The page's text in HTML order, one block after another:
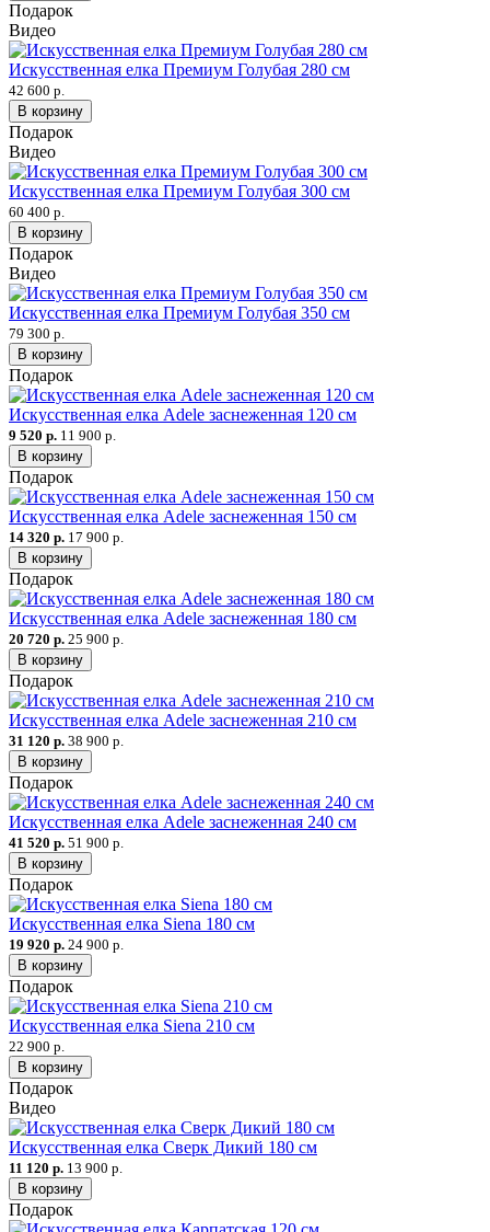
Подарок
Видео
Искусственная елка Премиум Голубая 280 см
42 600 р.
В корзину
Подарок
Видео
Искусственная елка Премиум Голубая 300 см
60 400 р.
В корзину
Подарок
Видео
Искусственная елка Премиум Голубая 350 см
79 300 р.
В корзину
Подарок
Искусственная елка Adele заснеженная 120 см
9 520 р. 11 900 р.
В корзину
Подарок
Искусственная елка Adele заснеженная 150 см
14 320 р. 17 900 р.
В корзину
Подарок
Искусственная елка Adele заснеженная 180 см
20 720 р. 25 900 р.
В корзину
Подарок
Искусственная елка Adele заснеженная 210 см
31 120 р. 38 900 р.
В корзину
Подарок
Искусственная елка Adele заснеженная 240 см
41 520 р. 51 900 р.
В корзину
Подарок
Искусственная елка Siena 180 см
19 920 р. 24 900 р.
В корзину
Подарок
Искусственная елка Siena 210 см
22 900 р.
В корзину
Подарок
Видео
Искусственная елка Сверк Дикий 180 см
11 120 р. 13 900 р.
В корзину
Подарок